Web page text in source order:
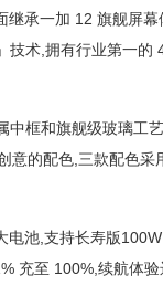
承一加 12 旗舰屏
技术,拥有行业第一
框和旗舰级玻璃工
意的配色,三款配色
池,支持长寿版
充至 100%,续航体验